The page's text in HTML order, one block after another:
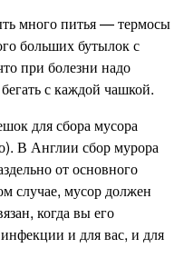
много питья — термосы
больших бутылок с
при болезни надо
с каждой чашкой.
для сбора мусора
В Англии сбор мурора
от основного
случае, мусор должен
когда вы его
и для вас, и для